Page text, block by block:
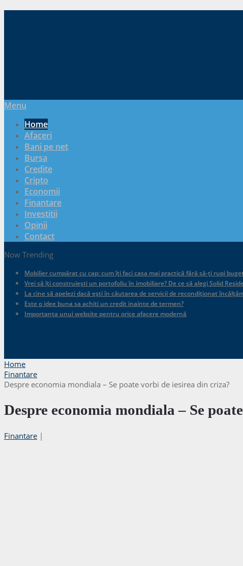
Menu
Home
Afaceri
Bani pe net
Bursa
Credite
Cripto
Economii
Finantare
Investitii
Opinii
Contact
Now Trending
Mobilier cumpărat cu cap: cum îți faci casa mai practică fără să-ți rupi
Vrei să îți construiești un portofoliu în imobiliare? De ce să alegi Solid
La cine să apelezi dacă ești în căutarea de servicii de recondiționat
Este o idee buna sa achiti un credit inainte de termen?
Importanța unui website pentru orice afacere modernă
.
Home
Finantare
Despre economia mondiala – Se poate vorbi de iesirea din criza?
Despre economia mondiala – Se
Finantare |